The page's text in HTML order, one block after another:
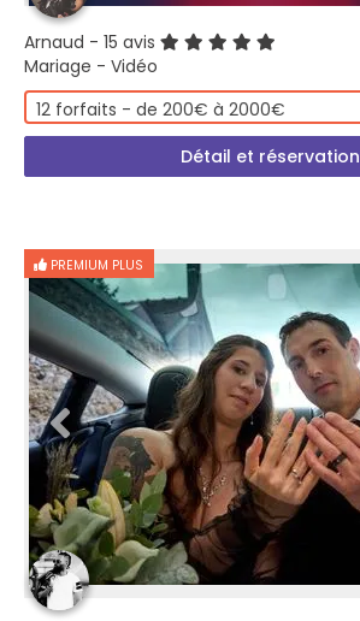
Arnaud - 15 avis
Mariage - Vidéo
12 forfaits - de 200€ à 2000€
Détail et réservation
PREMIUM PLUS